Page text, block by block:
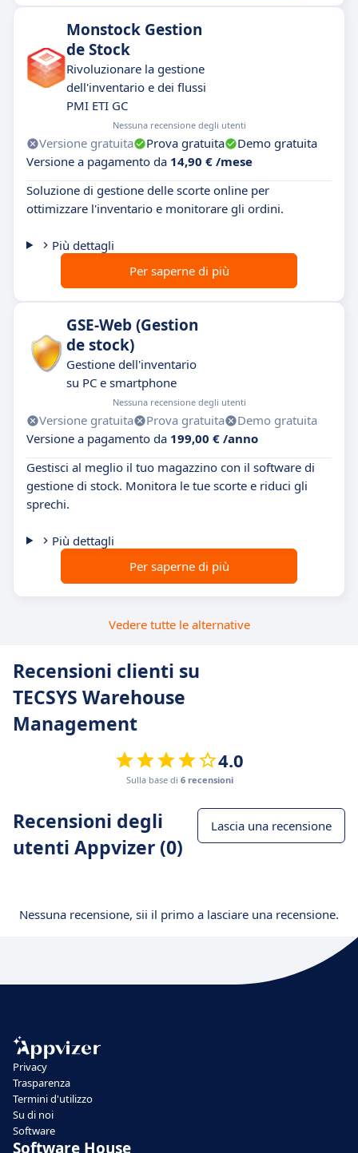
Monstock Gestion
de Stock
Rivoluzionare la gestione
dell'inventario e dei flussi
PMI ETI GC
Nessuna recensione degli utenti
Versione gratuita Prova gratuita
Demo gratuita
Versione a pagamento da 14,90 € /mese
Soluzione di gestione delle scorte online per
ottimizzare l'inventario e monitorare gli ordini.
Più dettagli
Per saperne di più
GSE-Web (Gestion
de stock)
Gestione dell'inventario
su PC e smartphone
Nessuna recensione degli utenti
Versione gratuita Prova gratuita
Demo gratuita
Versione a pagamento da 199,00 € /anno
Gestisci al meglio il tuo magazzino con il software di
gestione di stock. Monitora le tue scorte e riduci gli
sprechi.
Più dettagli
Per saperne di più
Vedere tutte le alternative
Recensioni clienti su
TECSYS Warehouse
Management
4.0
Sulla base di 6 recensioni
Recensioni degli
utenti Appvizer (0)
Lascia una recensione
Nessuna recensione, sii il primo a lasciare una recensione.
Privacy
Trasparenza
Termini d'utilizzo
Su di noi
Software
Software House